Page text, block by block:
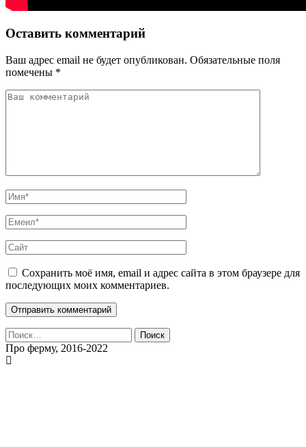
Оставить комментарий
Ваш адрес email не будет опубликован. Обязательные поля
помечены *
Сохранить моё имя, email и адрес сайта в этом браузере для
последующих моих комментариев.
Найти:
Про ферму, 2016-2022